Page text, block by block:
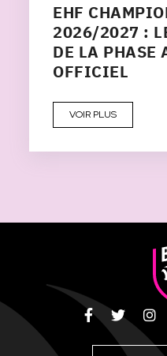
EHF
2026/2027 :
DE LA PHASE
OFFICIEL
VOIR PLUS